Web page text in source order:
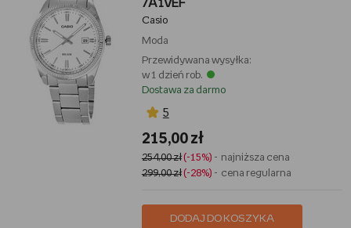
7A1VEF
Casio
Moda
Przewidywana wysyłka:
w 1 dzień rob.
Dostawa za darmo
5
215,00 zł
254,00 zł(-15%) - najniższa cena
299,00 zł(-28%) - cena regularna
DODAJ DO KOSZYKA